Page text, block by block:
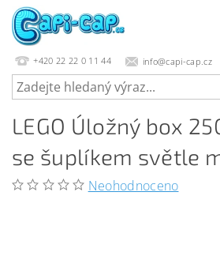
+420 22 22 0 11 44 info@capi-cap.cz
LEGO Úložný box
se šuplíkem světle
Neohodnoceno